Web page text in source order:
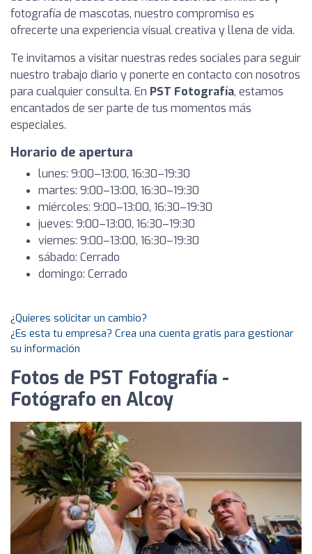
fotografía de mascotas, nuestro compromiso es
ofrecerte una experiencia visual creativa y llena de vida.
Te invitamos a visitar nuestras redes sociales para seguir
nuestro trabajo diario y ponerte en contacto con nosotros
para cualquier consulta. En PST Fotografía, estamos
encantados de ser parte de tus momentos más
especiales.
Horario de apertura
lunes: 9:00–13:00, 16:30–19:30
martes: 9:00–13:00, 16:30–19:30
miércoles: 9:00–13:00, 16:30–19:30
jueves: 9:00–13:00, 16:30–19:30
viernes: 9:00–13:00, 16:30–19:30
sábado: Cerrado
domingo: Cerrado
¿Quieres solicitar un cambio?
¿Es esta tu empresa? Crea una cuenta gratis para gestionar
su información
Fotos de PST Fotografía -
Fotógrafo en Alcoy